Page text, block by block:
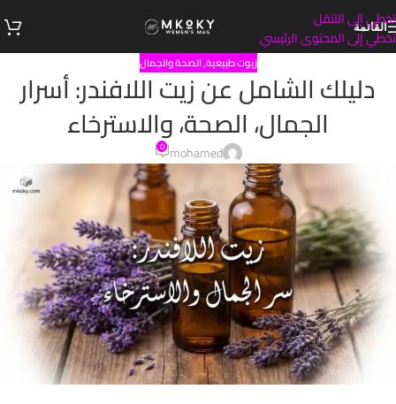
تخطي إلى التنقل
تخطي إلى المحتوى الرئيسي
القائمة
زيوت طبيعية,الصحة والجمال
دليلك الشامل عن زيت اللافندر: أسرار
الجمال، الصحة، والاسترخاء
mohamed
0